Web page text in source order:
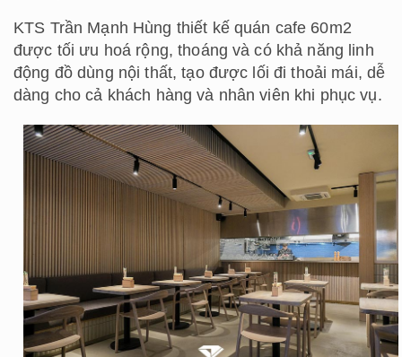
KTS Trần Mạnh Hùng thiết kế quán cafe 60m2
được tối ưu hoá rộng, thoáng và có khả năng linh
động đồ dùng nội thất, tạo được lối đi thoải mái, dễ
dàng cho cả khách hàng và nhân viên khi phục vụ.